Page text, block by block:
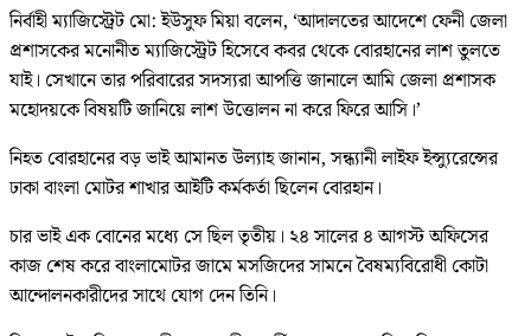
নির্বাহী ম্যাজিস্ট্রেট মো: ইউসুফ মিয়া বলেন, ‘আদালতের আদেশে ফেনী জেলা
প্রশাসকের মনোনীত ম্যাজিস্ট্রেট হিসেবে কবর থেকে বোরহানের লাশ তুলতে
যাই। সেখানে তার পরিবারের সদস্যরা আপত্তি জানালে আমি জেলা প্রশাসক
মহোদয়কে বিষয়টি জানিয়ে লাশ উত্তোলন না করে ফিরে আসি।’
নিহত বোরহানের বড় ভাই আমানত উল্যাহ জানান, সন্ধ্যানী লাইফ ইন্স্যুরেন্সের
ঢাকা বাংলা মোটর শাখার আইটি কর্মকর্তা ছিলেন বোরহান।
চার ভাই এক বোনের মধ্যে সে ছিল তৃতীয়। ২৪ সালের ৪ আগস্ট অফিসের
কাজ শেষ করে বাংলামোটর জামে মসজিদের সামনে বৈষম্যবিরোধী কোটা
আন্দোলনকারীদের সাথে যোগ দেন তিনি।